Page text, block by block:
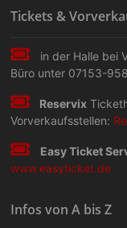
Tickets &
in der Halle bei
Büro unter 07153-
Reservix
Vorverkaufsstellen:
Easy Ticket
www.easyticket.de
Infos von A bis Z